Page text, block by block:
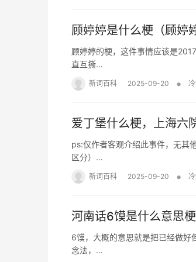
顾婷婷是什么梗（顾婷
顾婷婷的梗，这件事情应该是
直互撕…
新词百科 2025-09-20 •
爱丁堡什么梗，上海六
ps:仅作者客观介绍此事件，无其
区分）…
新词百科 2025-09-20 •
河南话6馍是什么意思
6馍，大概的意思就是把已经做好
念法，…